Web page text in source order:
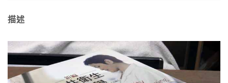
描述